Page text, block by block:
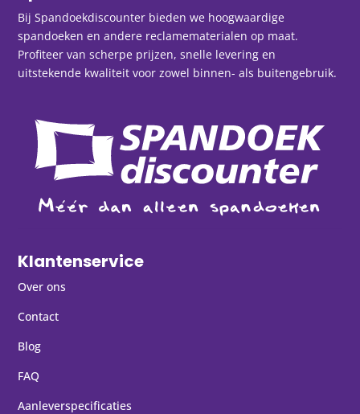
Bij Spandoekdiscounter bieden we hoogwaardige
spandoeken en andere reclamematerialen op maat.
Profiteer van scherpe prijzen, snelle levering en
uitstekende kwaliteit voor zowel binnen- als buitengebruik.
Klantenservice
Over ons
Contact
Blog
FAQ
Aanleverspecificaties